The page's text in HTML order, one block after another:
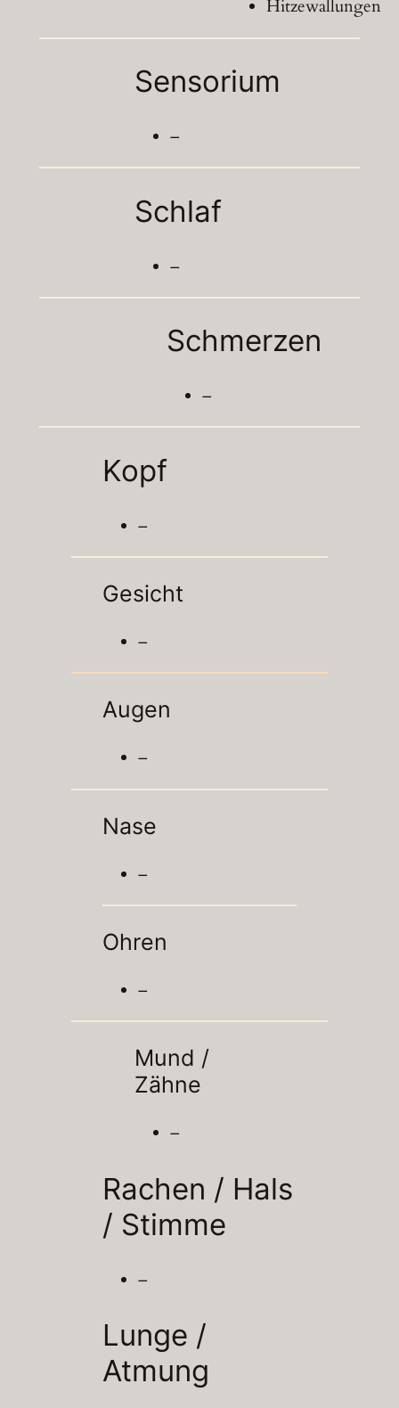
Hitzewallungen
Sensorium
–
Schlaf
–
Schmerzen
–
Kopf
–
Gesicht
–
Augen
–
Nase
–
Ohren
–
Mund /
Zähne
–
Rachen / Hals
/ Stimme
–
Lunge /
Atmung